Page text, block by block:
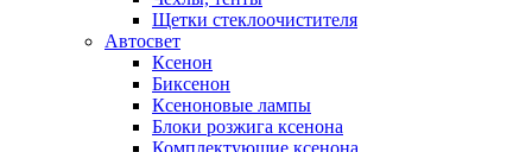
Щетки стеклоочистителя
Автосвет
Ксенон
Биксенон
Ксеноновые лампы
Блоки розжига ксенона
Комплектующие ксенона